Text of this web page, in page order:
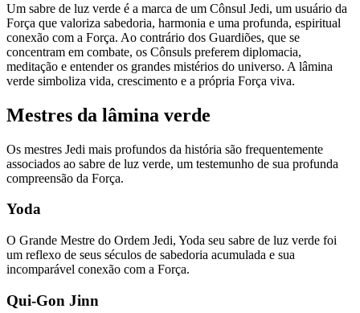
Um sabre de luz verde é a marca de um Cônsul Jedi, um usuário da
Força que valoriza sabedoria, harmonia e uma profunda, espiritual
conexão com a Força. Ao contrário dos Guardiões, que se
concentram em combate, os Cônsuls preferem diplomacia,
meditação e entender os grandes mistérios do universo. A lâmina
verde simboliza vida, crescimento e a própria Força viva.
Mestres da lâmina verde
Os mestres Jedi mais profundos da história são frequentemente
associados ao sabre de luz verde, um testemunho de sua profunda
compreensão da Força.
Yoda
O Grande Mestre do Ordem Jedi, Yoda seu sabre de luz verde foi
um reflexo de seus séculos de sabedoria acumulada e sua
incomparável conexão com a Força.
Qui-Gon Jinn